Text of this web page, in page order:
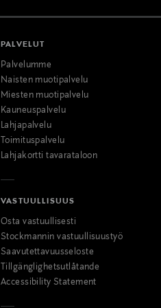
PALVELUT
Palvelumme
Naisten muotipalvelu
Miesten muotipalvelu
Kauneuspalvelu
Lahjapalvelu
Toimituspalvelu
Lahjakortti tavarataloon
VASTUULLISUUS
Osta vastuullisesti
Stockmannin vastuullisuustyö
Saavutettavuusseloste
Tillgänglighetsutlåtande
Accessibility Statement